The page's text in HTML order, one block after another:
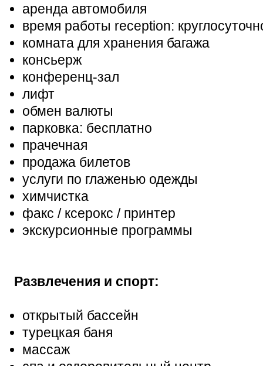
аренда автомобиля
время работы reception:
комната для хранения багажа
консьерж
конференц-зал
лифт
обмен валюты
парковка: бесплатно
прачечная
продажа билетов
услуги по глаженью одежды
химчистка
факс / ксерокс / принтер
экскурсионные программы
Развлечения и спорт:
открытый бассейн
турецкая баня
массаж